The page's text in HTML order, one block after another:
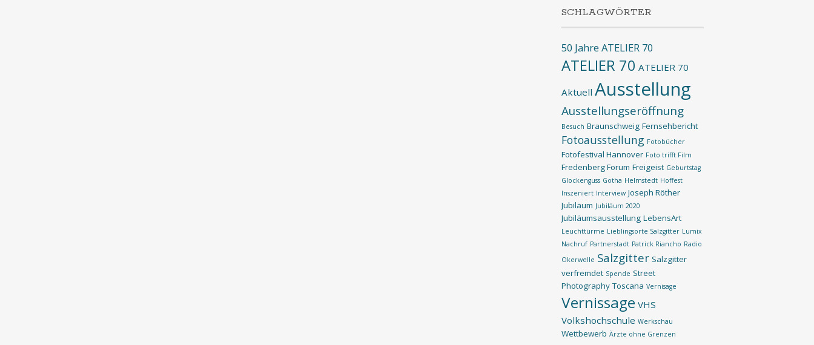
SCHLAGWÖRTER
50 Jahre ATELIER 70
ATELIER 70 ATELIER 70
Aktuell Ausstellung
Ausstellungseröffnung
Besuch Braunschweig Fernsehbericht
Fotoausstellung Fotobücher
Fotofestival Hannover Foto trifft Film
Fredenberg Forum Freigeist Geburtstag
Glockenguss Gotha Helmstedt Hoffest
Inszeniert Interview Joseph Röther
Jubiläum Jubiläum 2020
Jubiläumsausstellung LebensArt
Leuchttürme Lieblingsorte Salzgitter Lumix
Nachruf Partnerstadt Patrick Riancho Radio
Okerwelle Salzgitter Salzgitter
verfremdet Spende Street
Photography Toscana Vernisage
Vernissage VHS
Volkshochschule Werkschau
Wettbewerb Ärzte ohne Grenzen